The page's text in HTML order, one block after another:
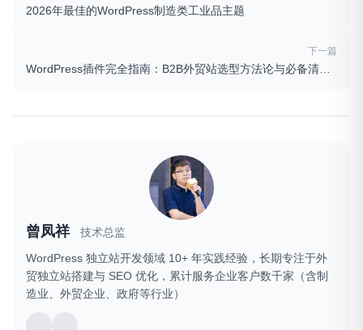
2026年最佳的WordPress制造类工业品主题
下一篇
WordPress插件完全指南：B2B外贸站选型方法论与必备清单（2026最新版）
曾凤祥
技术总监
WordPress 独立站开发领域 10+ 年实践经验，长期专注于外
贸独立站搭建与 SEO 优化，累计服务企业客户数千家（含制
造业、外贸企业、政府等行业）